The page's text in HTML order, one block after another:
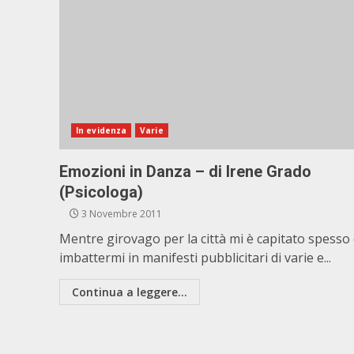
In evidenza Varie
Emozioni in Danza – di Irene Grado
(Psicologa)
3 Novembre 2011
Mentre girovago per la città mi è capitato spesso
imbattermi in manifesti pubblicitari di varie e...
Continua a leggere...